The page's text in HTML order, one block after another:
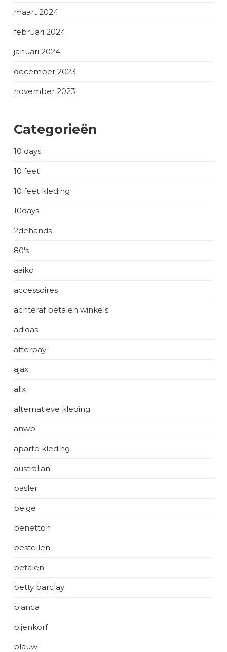
maart 2024
februari 2024
januari 2024
december 2023
november 2023
Categorieën
10 days
10 feet
10 feet kleding
10days
2dehands
80's
aaiko
accessoires
achteraf betalen winkels
adidas
afterpay
ajax
alix
alternatieve kleding
anwb
aparte kleding
australian
basler
beige
benetton
bestellen
betalen
betty barclay
bianca
bijenkorf
blauw